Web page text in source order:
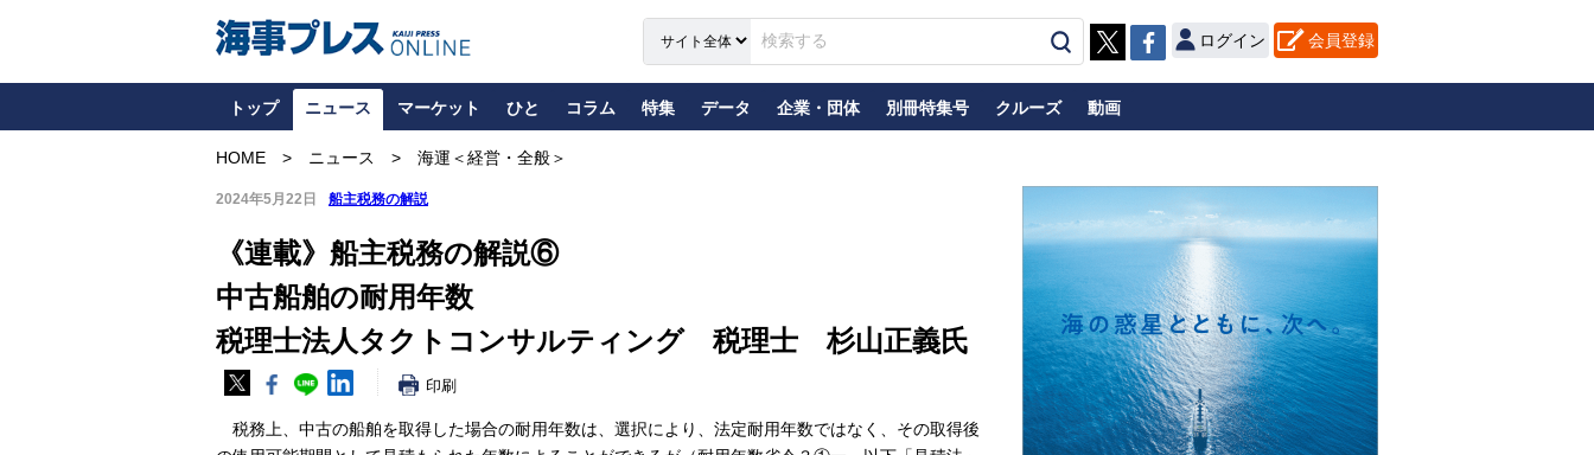
ログイン 会員登録
トップ ニュース マーケット ひと コラム 特集 データ 企業・団体 別冊特集号 クルーズ 動画
HOME ニュース 海運＜経営・全般＞
2024年5月22日 船主税務の解説
《連載》船主税務の解説⑥
中古船舶の耐用年数
税理士法人タクトコンサルティング 税理士 杉山正義氏
印刷
税務上、中古の船舶を取得した場合の耐用年数は、選択により、法定耐用年数ではなく、その取得後